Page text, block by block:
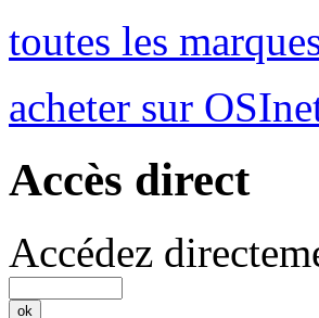
toutes les
acheter sur
Accès direct
Accédez